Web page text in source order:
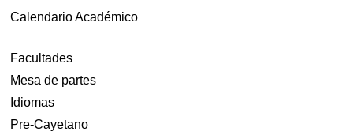
Calendario Académico
Facultades
Mesa de partes
Idiomas
Pre-Cayetano